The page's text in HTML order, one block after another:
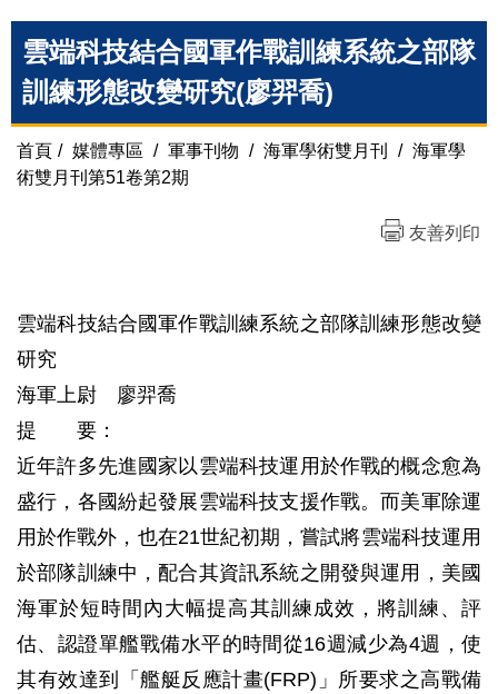
雲端科技結合國軍作戰訓練系統之部隊
訓練形態改變研究(廖羿喬)
首頁 / 媒體專區 / 軍事刊物 / 海軍學術雙月刊 / 海軍學
術雙月刊第51卷第2期
友善列印
雲端科技結合國軍作戰訓練系統之部隊訓練形態改變
研究
海軍上尉 廖羿喬
提 要：
近年許多先進國家以雲端科技運用於作戰的概念愈為
盛行，各國紛起發展雲端科技支援作戰。而美軍除運
用於作戰外，也在21世紀初期，嘗試將雲端科技運用
於部隊訓練中，配合其資訊系統之開發與運用，美國
海軍於短時間內大幅提高其訓練成效，將訓練、評
估、認證單艦戰備水平的時間從16週減少為4週，使
其有效達到「艦艇反應計畫(FRP)」所要求之高戰備